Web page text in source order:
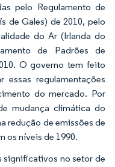
pelo Regulamento de
de Gales) de 2010, pelo
do Ar (Irlanda do
de Padrões de
O governo tem feito
essas regulamentações
do mercado. Por
mudança climática do
redução de emissões de
os níveis de 1990.
significativos no setor de